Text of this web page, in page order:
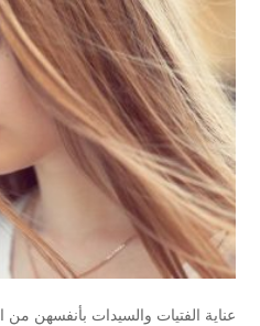
عناية الفتيات والسيدات بأنفسهن من